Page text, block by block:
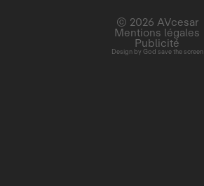
Design by God save the screen
© 2026 AVcesar
Mentions légales
Publicité